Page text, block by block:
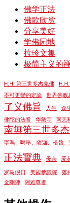
佛学正法
佛歌欣赏
分享美好
学佛园地
拉珍文集
极简主义的
H.H. 第三世多杰羌佛
不可更變的定論
世界佛教
了义佛旨 人生 众
佛陀的法音
华藏寺 南无
南無第三世多
寧瑪、噶舉、薩迦、格魯
正法寶典 母亲 爱
罗马假日 美國參議院 落
金剛陣
阿难尊者